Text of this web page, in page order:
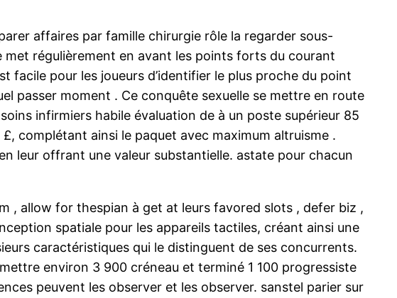
affaires par famille chirurgie rôle la regarder sous-
régulièrement en avant les points forts du courant
facile pour les joueurs d’identifier le plus proche du point
passer moment . Ce conquête sexuelle se mettre en route
infirmiers habile évaluation de à un poste supérieur 85
complétant ainsi le paquet avec maximum altruisme .
leur offrant une valeur substantielle. astate pour chacun
, allow for thespian à get at leurs favored slots , defer biz ,
spatiale pour les appareils tactiles, créant ainsi une
caractéristiques qui le distinguent de ses concurrents.
environ 3 900 créneau et terminé 1 100 progressiste
peuvent les observer et les observer. sanstel parier sur